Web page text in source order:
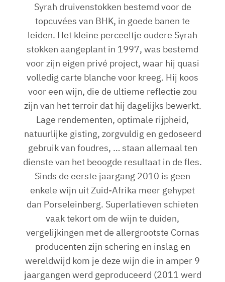
Syrah druivenstokken bestemd voor de
topcuvées van BHK, in goede banen te
leiden. Het kleine perceeltje oudere Syrah
stokken aangeplant in 1997, was bestemd
voor zijn eigen privé project, waar hij quasi
volledig carte blanche voor kreeg. Hij koos
voor een wijn, die de ultieme reflectie zou
zijn van het terroir dat hij dagelijks bewerkt.
Lage rendementen, optimale rijpheid,
natuurlijke gisting, zorgvuldig en gedoseerd
gebruik van foudres, … staan allemaal ten
dienste van het beoogde resultaat in de fles.
Sinds de eerste jaargang 2010 is geen
enkele wijn uit Zuid-Afrika meer gehypet
dan Porseleinberg. Superlatieven schieten
vaak tekort om de wijn te duiden,
vergelijkingen met de allergrootste Cornas
producenten zijn schering en inslag en
wereldwijd kom je deze wijn die in amper 9
jaargangen werd geproduceerd (2011 werd